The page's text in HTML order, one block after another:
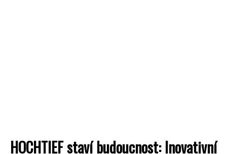
HOCHTIEF staví budoucnost: Inovativní